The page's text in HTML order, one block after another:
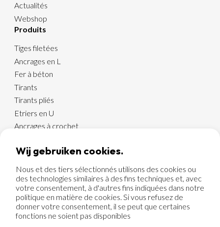
Actualités
Webshop
Produits
Tiges filetées
Ancrages en L
Fer à béton
Tirants
Tirants pliés
Etriers en U
Ancrages à crochet
Goujons à souder
© 2026 Merofix BV
Conditions de vente
Cookies
Politique de confidentialité
Wij gebruiken cookies.
Nous et des tiers sélectionnés utilisons des cookies ou
des technologies similaires à des fins techniques et, avec
votre consentement, à d'autres fins indiquées dans notre
politique en matière de cookies. Si vous refusez de
donner votre consentement, il se peut que certaines
fonctions ne soient pas disponibles